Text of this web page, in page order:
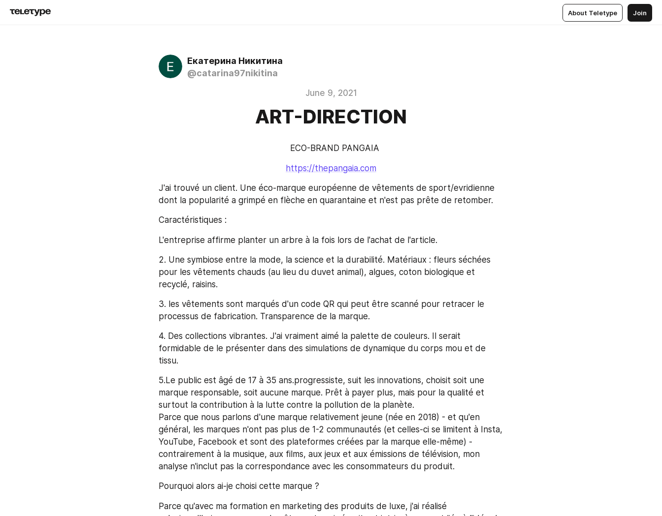
About Teletype Join
Екатерина Никитина
@catarina97nikitina
June 9, 2021
ART-DIRECTION
   ECO-BRAND PANGAIA
https://thepangaia.com
J'ai trouvé un client. Une éco-marque européenne de vêtements de sport/evridienne
dont la popularité a grimpé en flèche en quarantaine et n'est pas prête de retomber.
Caractéristiques :
L'entreprise affirme planter un arbre à la fois lors de l'achat de l'article.
2. Une symbiose entre la mode, la science et la durabilité. Matériaux : fleurs séchées
pour les vêtements chauds (au lieu du duvet animal), algues, coton biologique et
recyclé, raisins.
3. les vêtements sont marqués d'un code QR qui peut être scanné pour retracer le
processus de fabrication. Transparence de la marque.
4. Des collections vibrantes. J'ai vraiment aimé la palette de couleurs. Il serait
formidable de le présenter dans des simulations de dynamique du corps mou et de
tissu.
5.Le public est âgé de 17 à 35 ans.progressiste, suit les innovations, choisit soit une
marque responsable, soit aucune marque. Prêt à payer plus, mais pour la qualité et
surtout la contribution à la lutte contre la pollution de la planète.
Parce que nous parlons d'une marque relativement jeune (née en 2018) - et qu'en
général, les marques n'ont pas plus de 1-2 communautés (et celles-ci se limitent à Insta,
YouTube, Facebook et sont des plateformes créées par la marque elle-même) -
contrairement à la musique, aux films, aux jeux et aux émissions de télévision, mon
analyse n'inclut pas la correspondance avec les consommateurs du produit.
Pourquoi alors ai-je choisi cette marque ?
Parce qu'avec ma formation en marketing des produits de luxe, j'ai réalisé